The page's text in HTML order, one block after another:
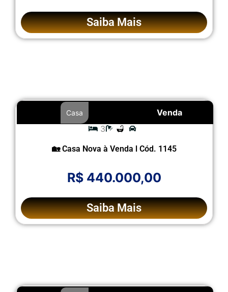
Saiba Mais
Venda
Casa
3
🏡 Casa Nova à Venda l Cód. 1145
R$ 440.000,00
Saiba Mais